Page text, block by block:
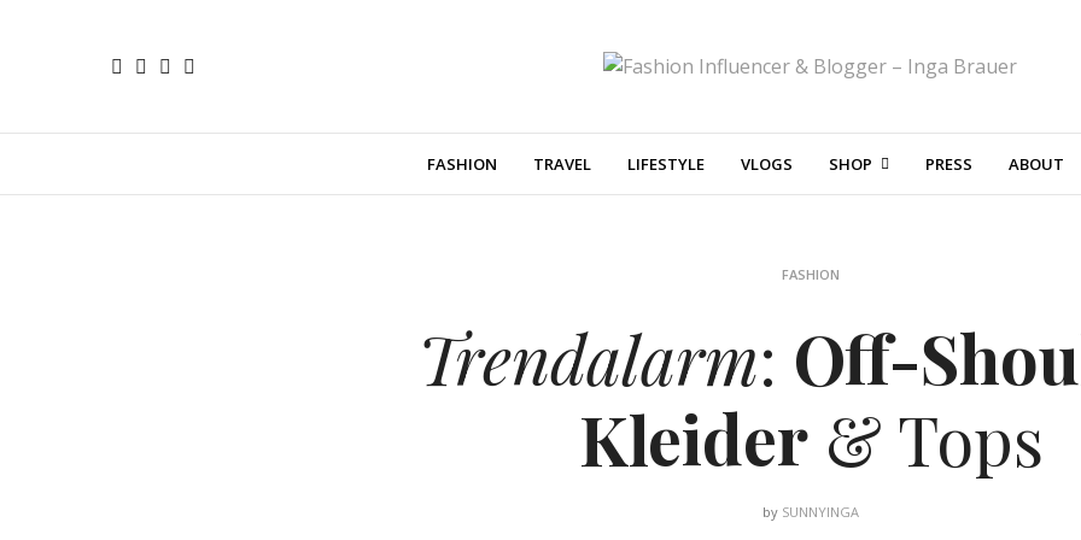
FASHION TRAVEL LIFESTYLE VLOGS SHOP PRESS ABOUT
FASHION
Trendalarm: Off-
Kleider& Tops
by SUNNYINGA